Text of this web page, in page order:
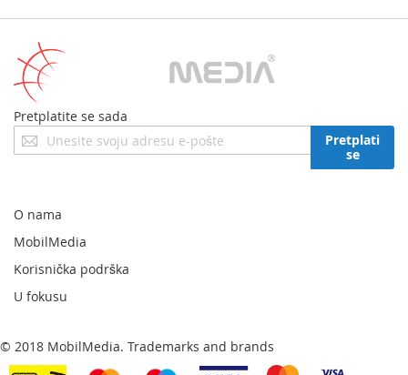
Pretplatite se sada
Prijavite
se
newsletter:
Pretplati
se
O nama
MobilMedia
Korisnička podrška
U fokusu
© 2018 MobilMedia. Trademarks and brands